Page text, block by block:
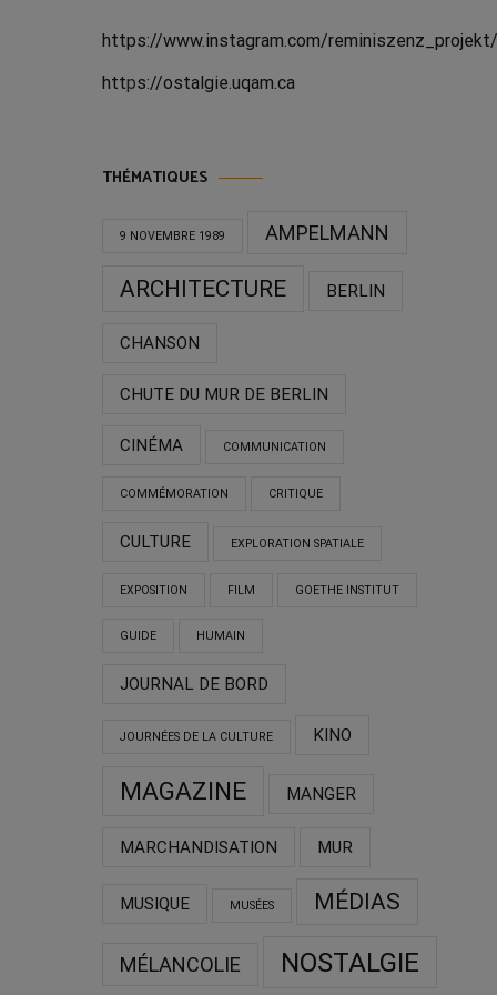
https://www.instagram.com/reminiszenz_projekt/
https://ostalgie.uqam.ca
THÉMATIQUES
9 NOVEMBRE 1989 AMPELMANN
ARCHITECTURE BERLIN
CHANSON
CHUTE DU MUR DE BERLIN
CINÉMA COMMUNICATION
COMMÉMORATION CRITIQUE
CULTURE EXPLORATION SPATIALE
EXPOSITION FILM GOETHE INSTITUT
GUIDE HUMAIN
JOURNAL DE BORD
JOURNÉES DE LA CULTURE KINO
MAGAZINE MANGER
MARCHANDISATION MUR
MUSIQUE MUSÉES MÉDIAS
MÉLANCOLIE NOSTALGIE